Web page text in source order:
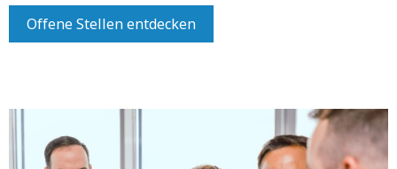
Offene Stellen entdecken